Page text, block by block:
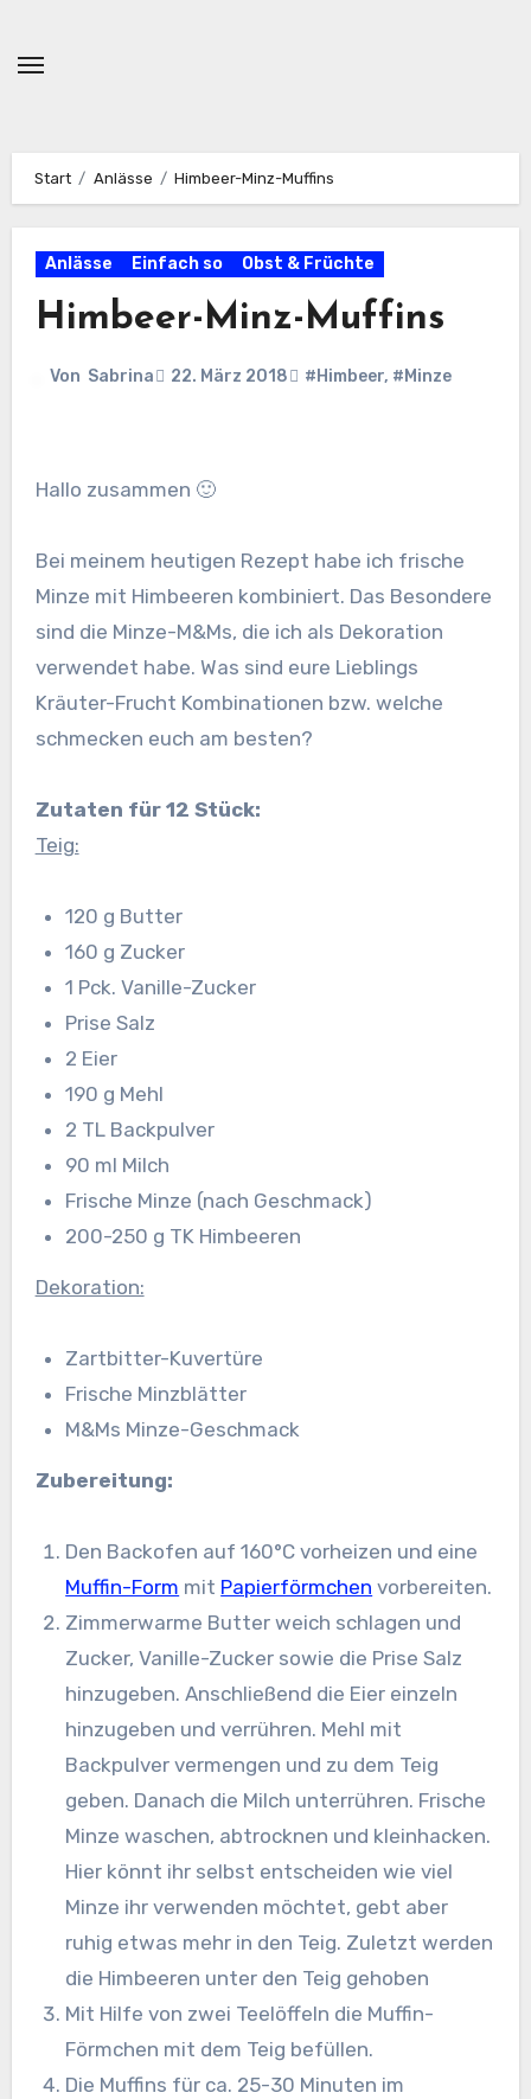
springen
Start Anlässe Himbeer-Minz-Muffins
Anlässe Einfach so Obst & Früchte
Himbeer-Minz-Muffins
Von Sabrina 22. März 2018 #Himbeer, #Minze
Hallo zusammen 🙂
Bei meinem heutigen Rezept habe ich frische
Minze mit Himbeeren kombiniert. Das Besondere
sind die Minze-M&Ms, die ich als Dekoration
verwendet habe. Was sind eure Lieblings
Kräuter-Frucht Kombinationen bzw. welche
schmecken euch am besten?
Zutaten für 12 Stück:
Teig:
120 g Butter
160 g Zucker
1 Pck. Vanille-Zucker
Prise Salz
2 Eier
190 g Mehl
2 TL Backpulver
90 ml Milch
Frische Minze (nach Geschmack)
200-250 g TK Himbeeren
Dekoration:
Zartbitter-Kuvertüre
Frische Minzblätter
M&Ms Minze-Geschmack
Zubereitung:
Den Backofen auf 160°C vorheizen und eine
Muffin-Form mit Papierförmchen vorbereiten.
Zimmerwarme Butter weich schlagen und
Zucker, Vanille-Zucker sowie die Prise Salz
hinzugeben. Anschließend die Eier einzeln
hinzugeben und verrühren. Mehl mit
Backpulver vermengen und zu dem Teig
geben. Danach die Milch unterrühren. Frische
Minze waschen, abtrocknen und kleinhacken.
Hier könnt ihr selbst entscheiden wie viel
Minze ihr verwenden möchtet, gebt aber
ruhig etwas mehr in den Teig. Zuletzt werden
die Himbeeren unter den Teig gehoben
Mit Hilfe von zwei Teelöffeln die Muffin-
Förmchen mit dem Teig befüllen.
Die Muffins für ca. 25-30 Minuten im